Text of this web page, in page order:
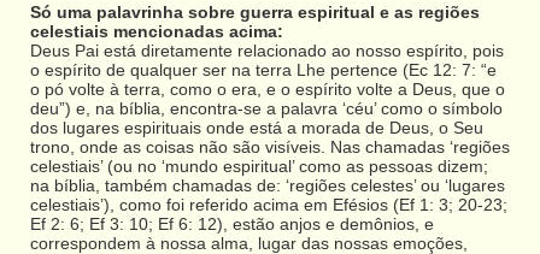
Só uma palavrinha sobre guerra espiritual e as regiões
celestiais mencionadas acima:
Deus Pai está diretamente relacionado ao nosso espírito, pois
o espírito de qualquer ser na terra Lhe pertence (Ec 12: 7: “e
o pó volte à terra, como o era, e o espírito volte a Deus, que o
deu”) e, na bíblia, encontra-se a palavra ‘céu’ como o símbolo
dos lugares espirituais onde está a morada de Deus, o Seu
trono, onde as coisas não são visíveis. Nas chamadas ‘regiões
celestiais’ (ou no ‘mundo espiritual’ como as pessoas dizem;
na bíblia, também chamadas de: ‘regiões celestes’ ou ‘lugares
celestiais’), como foi referido acima em Efésios (Ef 1: 3; 20-23;
Ef 2: 6; Ef 3: 10; Ef 6: 12), estão anjos e demônios, e
correspondem à nossa alma, lugar das nossas emoções,